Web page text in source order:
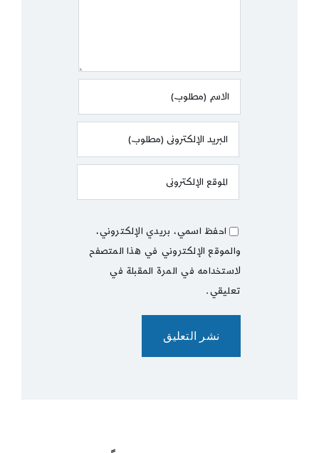
احفظ اسمي، بريدي الإلكتروني،
والموقع الإلكتروني في هذا المتصفح
لاستخدامه في المرة المقبلة في
تعليقي.